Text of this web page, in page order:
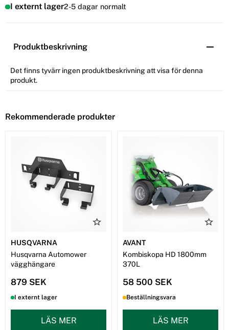
I externt lager2-5 dagar normalt
Produktbeskrivning
Det finns tyvärr ingen produktbeskrivning att visa för denna
produkt.
Rekommenderade produkter
HUSQVARNA
Husqvarna Automower
vägghängare
879 SEK
I externt lager
LÄS MER
AVANT
Kombiskopa HD 1800mm
370L
58 500 SEK
Beställningsvara
LÄS MER